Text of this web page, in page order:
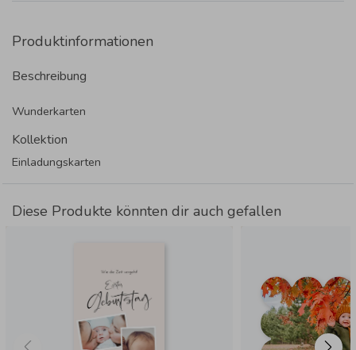
Produktinformationen
Beschreibung
Wunderkarten
Kollektion
Einladungskarten
Diese Produkte könnten dir auch gefallen